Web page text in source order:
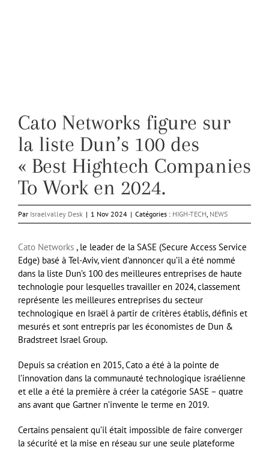
Cato Networks figure sur
la liste Dun’s 100 des
« Best Hightech Companies
To Work en 2024.
Par Israelvalley Desk | 1 Nov 2024 | Catégories : HIGH-TECH, NEWS
Cato Networks , le leader de la SASE (Secure Access Service
Edge) basé à Tel-Aviv, vient d’annoncer qu’il a été nommé
dans la liste Dun’s 100 des meilleures entreprises de haute
technologie pour lesquelles travailler en 2024, classement
représente les meilleures entreprises du secteur
technologique en Israël à partir de critères établis, définis et
mesurés et sont entrepris par les économistes de Dun &
Bradstreet Israel Group.
Depuis sa création en 2015, Cato a été à la pointe de
l’innovation dans la communauté technologique israélienne
et elle a été la première à créer la catégorie SASE – quatre
ans avant que Gartner n’invente le terme en 2019.
Certains pensaient qu’il était impossible de faire converger
la sécurité et la mise en réseau sur une seule plateforme